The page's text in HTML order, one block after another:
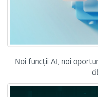
Noi funcții AI, noi